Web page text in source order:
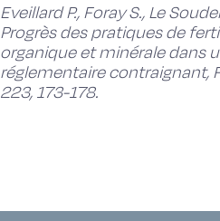
Eveillard P., Foray S., Le
Progrès des pratiques de
organique et minérale dans
réglementaire contraignant,
223, 173-178.